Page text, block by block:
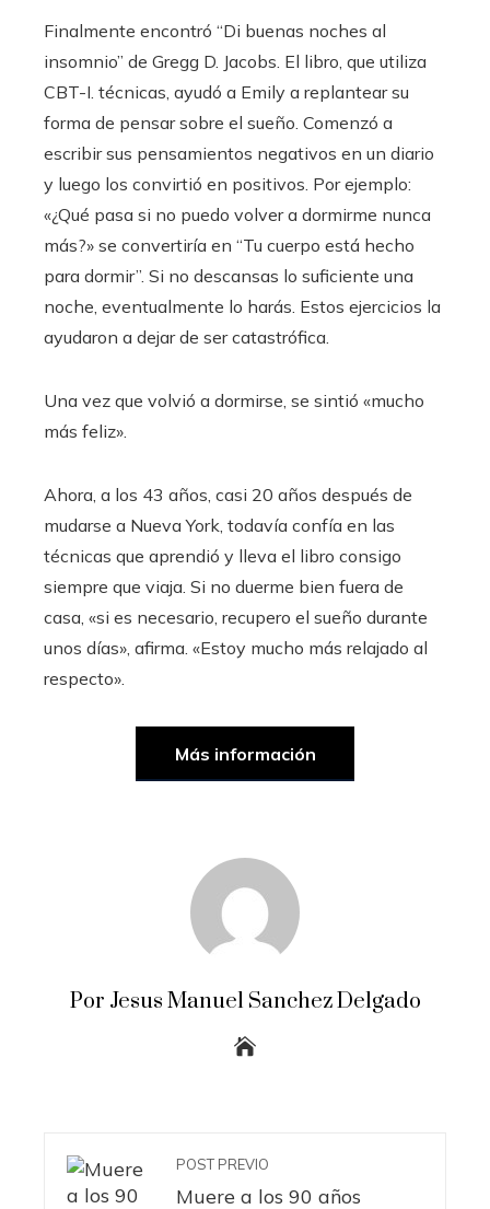
Finalmente encontró “Di buenas noches al
insomnio” de Gregg D. Jacobs. El libro, que utiliza
CBT-I. técnicas, ayudó a Emily a replantear su
forma de pensar sobre el sueño. Comenzó a
escribir sus pensamientos negativos en un diario
y luego los convirtió en positivos. Por ejemplo:
«¿Qué pasa si no puedo volver a dormirme nunca
más?» se convertiría en “Tu cuerpo está hecho
para dormir”. Si no descansas lo suficiente una
noche, eventualmente lo harás. Estos ejercicios la
ayudaron a dejar de ser catastrófica.
Una vez que volvió a dormirse, se sintió «mucho
más feliz».
Ahora, a los 43 años, casi 20 años después de
mudarse a Nueva York, todavía confía en las
técnicas que aprendió y lleva el libro consigo
siempre que viaja. Si no duerme bien fuera de
casa, «si es necesario, recupero el sueño durante
unos días», afirma. «Estoy mucho más relajado al
respecto».
Más información
Por Jesus Manuel Sanchez Delgado
POST PREVIO
Muere a los 90 años